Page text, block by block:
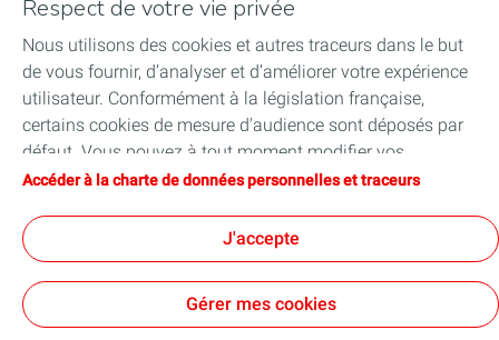
La société
Nos métiers
Soyez acteurs
Nos projets
Respect de votre vie privée
Nous utilisons des cookies et autres traceurs dans le but
de vous fournir, d’analyser et d’améliorer votre expérience
utilisateur. Conformément à la législation française,
certains cookies de mesure d'audience sont déposés par
défaut. Vous pouvez à tout moment modifier vos
paramètres de cookies en cliquant sur le bouton « Gérer
vous acceptez le dépôt de l’ensemble des cookies. Dans le
cas où vous cliquez sur « Je refuse », seuls les cookies
techniques nécessaires au bon fonctionnement du site
seront utilisés. Pour plus d’informations, vous pouvez
Accéder à la charte de données personnelles et traceurs
J'accepte
Gérer mes cookies